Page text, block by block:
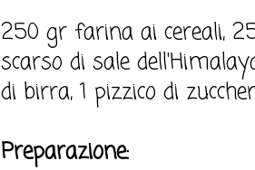
250 gr farina ai cereali,
scarso di sale
di birra, 1 pizzico di
Preparazione: